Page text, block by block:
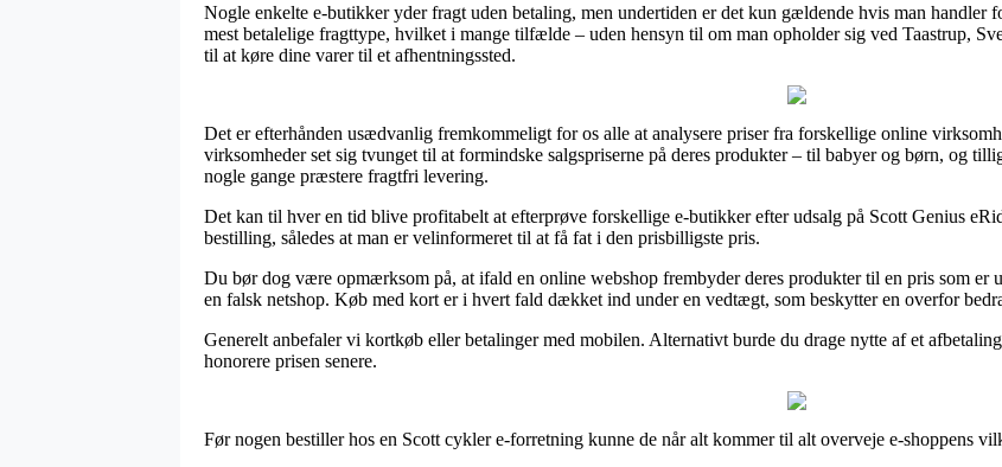
Nogle enkelte e-butikker yder fragt uden betaling, men undertiden er det kun gældende hvis man handler
mest betalelige fragttype, hvilket i mange tilfælde – uden hensyn til om man opholder sig ved Taastrup,
til at køre dine varer til et afhentningssted.
Det er efterhånden usædvanlig fremkommeligt for os alle at analysere priser fra forskellige online
virksomheder set sig tvunget til at formindske salgspriserne på deres produkter – til babyer og børn, og
nogle gange præstere fragtfri levering.
Det kan til hver en tid blive profitabelt at efterprøve forskellige e-butikker efter udsalg på Scott Genius
bestilling, således at man er velinformeret til at få fat i den prisbilligste pris.
Du bør dog være opmærksom på, at ifald en online webshop frembyder deres produkter til en pris som er
en falsk netshop. Køb med kort er i hvert fald dækket ind under en vedtægt, som beskytter en overfor
Generelt anbefaler vi kortkøb eller betalinger med mobilen. Alternativt burde du drage nytte af et
honorere prisen senere.
Før nogen bestiller hos en Scott cykler e-forretning kunne de når alt kommer til alt overveje e-shoppens